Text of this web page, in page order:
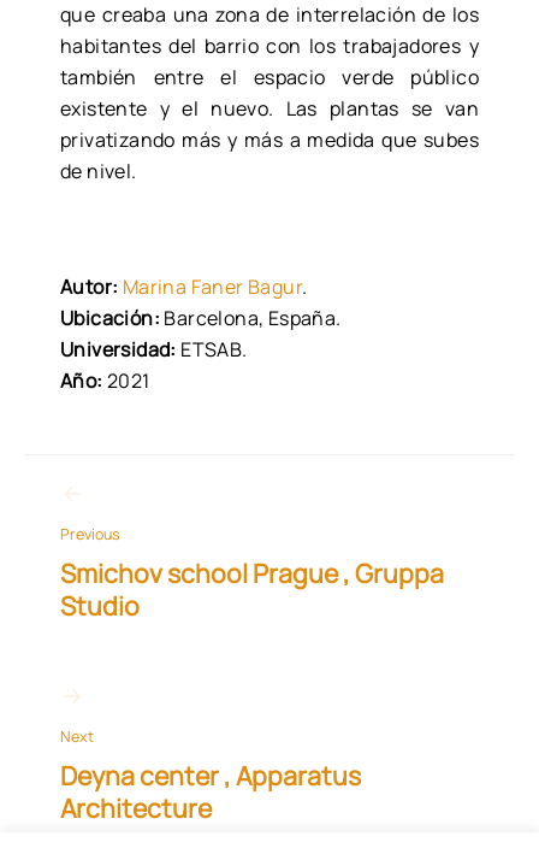
que creaba una zona de interrelación de los
habitantes del barrio con los trabajadores y
también entre el espacio verde público
existente y el nuevo. Las plantas se van
privatizando más y más a medida que subes
de nivel.
Autor: Marina Faner Bagur.
Ubicación: Barcelona, España.
Universidad: ETSAB.
Año: 2021
Previous
Smichov school Prague , Gruppa
Studio
Next
Deyna center , Apparatus
Architecture